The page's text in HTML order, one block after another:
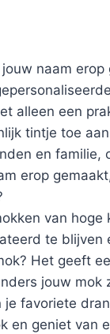
naam erop
alleen een
tintje toe
en familie,
erop
van
te
Het geeft
jouw mok
favoriete
en geniet van